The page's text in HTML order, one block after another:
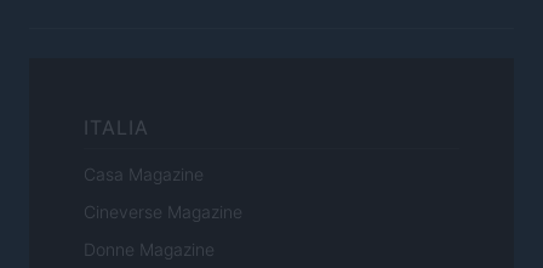
ITALIA
Casa Magazine
Cineverse Magazine
Donne Magazine